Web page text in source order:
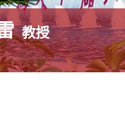
教授